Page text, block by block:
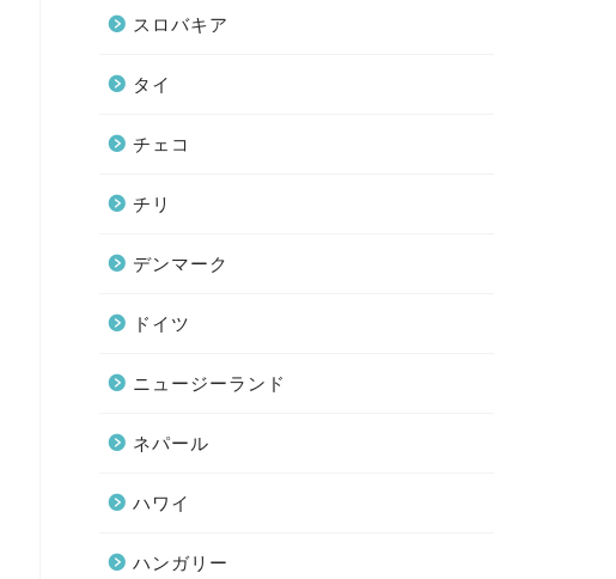
スロバキア
タイ
チェコ
チリ
デンマーク
ドイツ
ニュージーランド
ネパール
ハワイ
ハンガリー